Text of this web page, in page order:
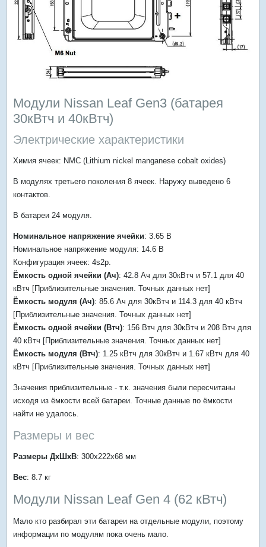
Модули Nissan Leaf Gen3 (батарея
30кВтч и 40кВтч)
Электрические характеристики
Химия ячеек: NMC (Lithium nickel manganese cobalt oxides)
В модулях третьего поколения 8 ячеек. Наружу выведено 6
контактов.
В батареи 24 модуля.
Номинальное напряжение ячейки: 3.65 В
Номинальное напряжение модуля: 14.6 В
Конфигурация ячеек: 4s2p.
Ёмкость одной ячейки (Ач): 42.8 Ач для 30кВтч и 57.1 для 40
кВтч [Приблизительные значения. Точных данных нет]
Ёмкость модуля (Ач): 85.6 Ач для 30кВтч и 114.3 для 40 кВтч
[Приблизительные значения. Точных данных нет]
Ёмкость одной ячейки (Втч): 156 Втч для 30кВтч и 208 Втч для
40 кВтч [Приблизительные значения. Точных данных нет]
Ёмкость модуля (Втч): 1.25 кВтч для 30кВтч и 1.67 кВтч для 40
кВтч [Приблизительные значения. Точных данных нет]
Значения приблизительные - т.к. значения были пересчитаны
исходя из ёмкости всей батареи. Точные данные по ёмкости
найти не удалось.
Размеры и вес
Размеры ДхШхВ: 300х222х68 мм
Вес: 8.7 кг
Модули Nissan Leaf Gen 4 (62 кВтч)
Мало кто разбирал эти батареи на отдельные модули, поэтому
информации по модулям пока очень мало.